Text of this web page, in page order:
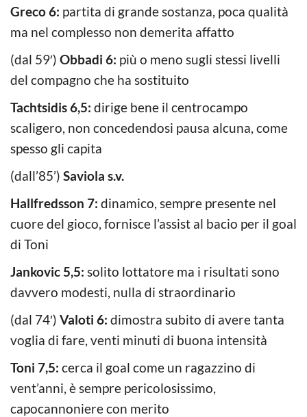
Greco 6: partita di grande sostanza, poca qualità
ma nel complesso non demerita affatto
(dal 59′) Obbadi 6: più o meno sugli stessi livelli
del compagno che ha sostituito
Tachtsidis 6,5: dirige bene il centrocampo
scaligero, non concedendosi pausa alcuna, come
spesso gli capita
(dall’85’) Saviola s.v.
Hallfredsson 7: dinamico, sempre presente nel
cuore del gioco, fornisce l’assist al bacio per il goal
di Toni
Jankovic 5,5: solito lottatore ma i risultati sono
davvero modesti, nulla di straordinario
(dal 74′) Valoti 6: dimostra subito di avere tanta
voglia di fare, venti minuti di buona intensità
Toni 7,5: cerca il goal come un ragazzino di
vent’anni, è sempre pericolosissimo,
capocannoniere con merito